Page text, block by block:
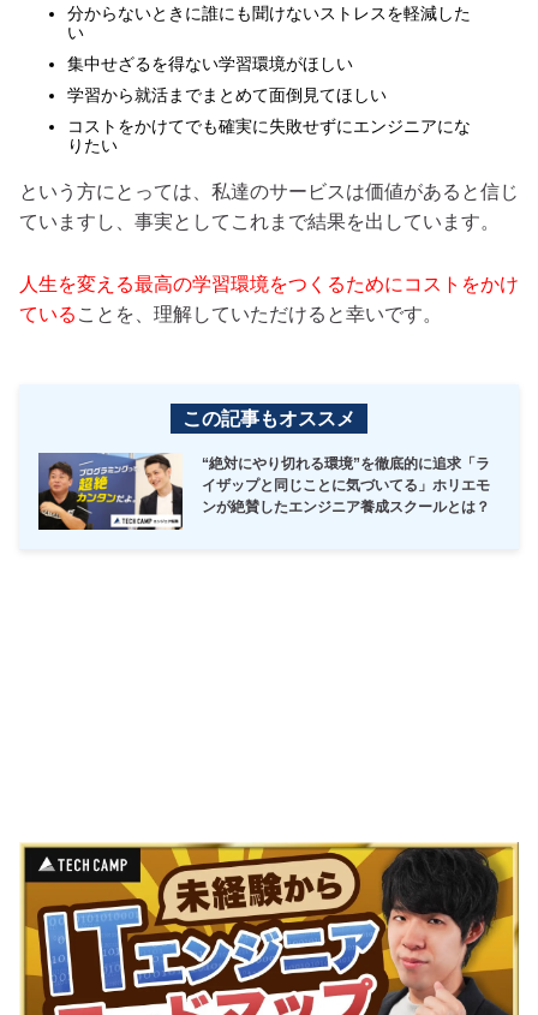
分からないときに誰にも聞けないストレスを軽減した
い
集中せざるを得ない学習環境がほしい
学習から就活までまとめて面倒見てほしい
コストをかけてでも確実に失敗せずにエンジニアにな
りたい
という方にとっては、私達のサービスは価値があると信じ
ていますし、事実としてこれまで結果を出しています。
人生を変える最高の学習環境をつくるためにコストをかけ
ている ことを、理解していただけると幸いです。
この記事もオススメ
“絶対にやり切れる環境”を徹底的に追求「ラ
イザップと同じことに気づいてる」ホリエモ
ンが絶賛したエンジニア養成スクールとは？